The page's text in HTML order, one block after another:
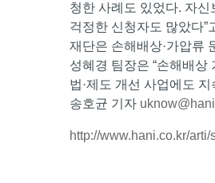
청한 사례도 있었다. 자
걱정한 신청자도 많았다”
재단은 손해배상·가압류
성혜경 팀장은 “손해배
법·제도 개선 사업에도
송호균 기자
http://www.hani.co.kr/